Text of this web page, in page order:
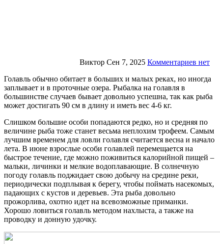
Виктор Сен 7, 2025 Комментариев нет
Голавль обычно обитает в больших и малых реках, но иногда
заплывает и в проточные озера. Рыбалка на голавля в
большинстве случаев бывает довольно успешна, так как рыба
может достигать 90 см в длину и иметь вес 4-6 кг.
Слишком большие особи попадаются редко, но и средняя по
величине рыба тоже станет весьма неплохим трофеем. Самым
лучшим временем для ловли голавля считается весна и начало
лета. В июне взрослые особи голавлей перемещается на
быстрое течение, где можно поживиться калорийной пищей –
мальки, личинки и мелкие водоплавающие. В солнечную
погоду голавль поджидает свою добычу на средине реки,
периодически подплывая к берегу, чтобы поймать насекомых,
падающих с кустов и деревьев. Эта рыба довольно
прожорлива, охотно идет на всевозможные приманки.
Хорошо ловиться голавль методом нахлыста, а также на
проводку и донную удочку.